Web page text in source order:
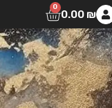
0.00 ₪
0